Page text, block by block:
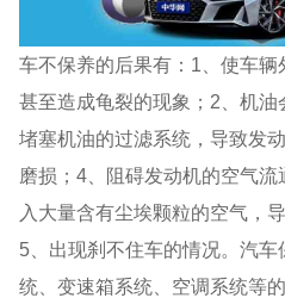
车不保养的后果有：1、使车辆
甚至造成龟裂的现象；2、机油
堵塞机油的过滤系统，导致发
磨损；4、阻碍发动机的空气
入大量含有尘埃颗粒的空气，
5、出现刹不住车的情况。汽
统、变速箱系统、空调系统等